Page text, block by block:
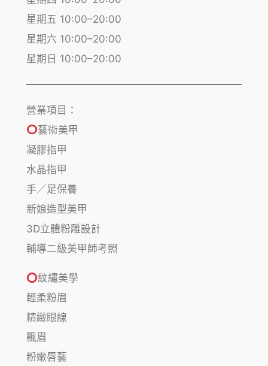
星期五 10:00–20:00
星期六 10:00–20:00
星期日 10:00–20:00
營業項目：
藝術美甲
凝膠指甲
水晶指甲
手／足保養
新娘造型美甲
3D立體粉雕設計
輔導二級美甲師考照
紋繡美學
輕柔粉眉
精緻眼線
飄眉
粉嫩唇藝